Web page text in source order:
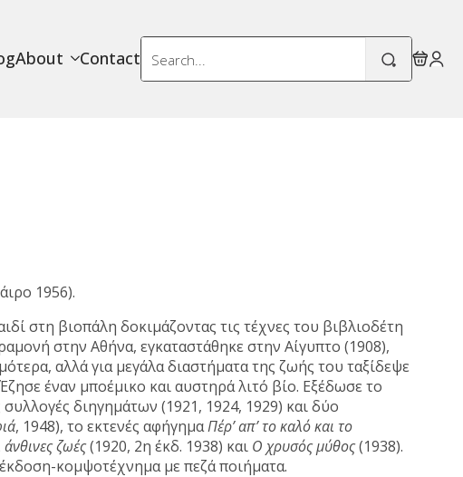
About Contact
Search
for:
1956).
στη βιοπάλη δοκιμάζοντας τις τέχνες του βιβλιοδέτη
στην Αθήνα, εγκαταστάθηκε στην Αίγυπτο (1908),
αλλά για μεγάλα διαστήματα της ζωής του ταξίδεψε
έναν μποέμικο και αυστηρά λιτό βίο. Εξέδωσε το
συλλογές διηγημάτων (1921, 1924, 1929) και δύο
, 1948), το εκτενές αφήγημαΠέρ’ απ’ το καλό και το
ζωές(1920, 2η έκδ. 1938) και Ο χρυσός μύθος(1938).
κομψοτέχνημα με πεζά ποιήματα.